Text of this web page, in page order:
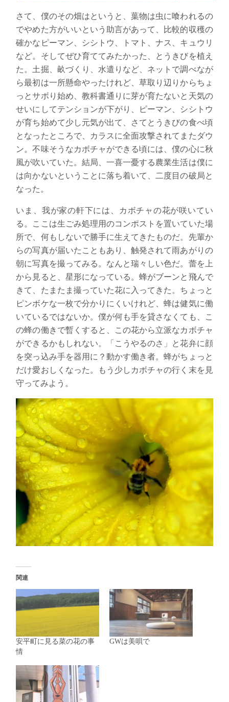
さて、僕のその畑はというと、葉物は虫に喰われるの
でやめた方がいいという助言があって、比較的収穫の
確かなピーマン、シシトウ、トマト、ナス、キュウリ
など。そしてぜひ育ててみたかった、とうきびを植え
た。土掘、畝づくり、水遣りなど、ネットで調べなが
ら最初は一所懸命やったけれど、草取り辺りからちょ
っとサボり始め、教科書通りに芽が育たないと天気の
せいにしてテンションが下がり、ピーマン、シシトウ
が育ち始めて少し元気が出て、さてとうきびの食べ頃
となったところで、カラスに全面攻撃されてまたダウ
ン。不味そうなカボチャができる頃には、僕の心に秋
風が吹いていた。結局、一喜一憂する農業生活は僕に
は向かないということに落ち着いて、二度目の破局と
なった。
いま、我が家の軒下には、カボチャの花が咲いてい
る。ここは生ごみ処理用のコンポストを置いていた場
所で、何もしないで勝手に生えてきたものだ。先輩か
らの写真が届いたこともあり、触発されて雨あがりの
朝に写真を撮ってみる。なんと瑞々しい色だ。蕾を上
から見ると、星形になっている。蜂がブーンと飛んで
きて、たまたま撮っていた花に入ってきた。ちょっと
ピンボケな一枚で分かりにくいけれど、蜂は健気に働
いているではないか。僕が何も手を貸さなくても、こ
の蜂の働きで暫くすると、この花から立派なカボチャ
ができるかもしれない。「こうやるのさ」と花弁に顔
を突っ込み手を器用に？動かす働き者。蜂がちょっと
だけ愛おしくなった。もう少しカボチャの行く末を見
守ってみよう。
関連
安平町に見る菜の花の事
情
GWは美唄で